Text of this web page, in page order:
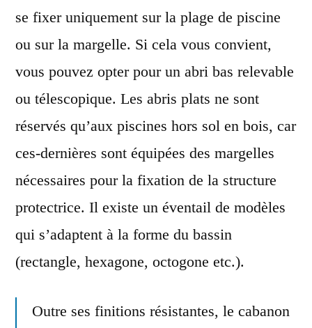
se fixer uniquement sur la plage de piscine
ou sur la margelle. Si cela vous convient,
vous pouvez opter pour un abri bas relevable
ou télescopique. Les abris plats ne sont
réservés qu’aux piscines hors sol en bois, car
ces-dernières sont équipées des margelles
nécessaires pour la fixation de la structure
protectrice. Il existe un éventail de modèles
qui s’adaptent à la forme du bassin
(rectangle, hexagone, octogone etc.).
Outre ses finitions résistantes, le cabanon